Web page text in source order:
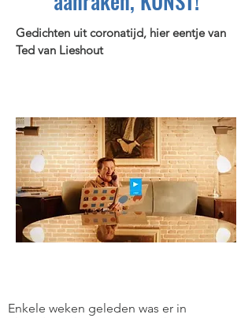
Gedichten uit coronatijd, hier eentje van
Ted van Lieshout
Enkele weken geleden was er in